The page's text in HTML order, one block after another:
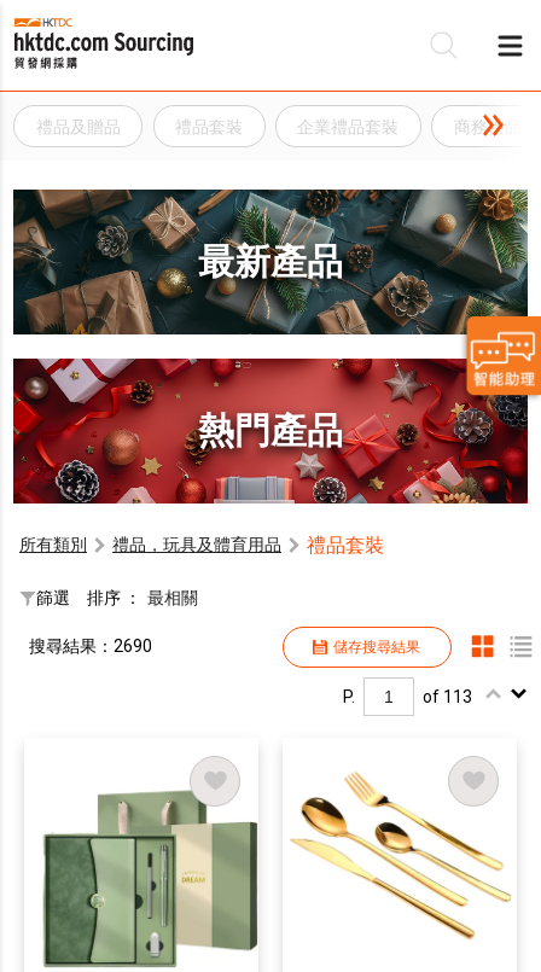
禮品及贈品 禮品套裝 企業禮品套裝 商務禮品
最新產品
熱門產品
所有類別 禮品，玩具及體育用品 禮品套裝
篩選 排序 ： 最相關
儲存搜尋結果
搜尋結果：2690
P. of 113